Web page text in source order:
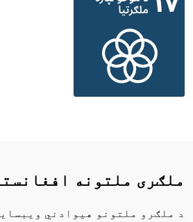
ملګری ملتونه
د ملګرو ملتونو هیوادني